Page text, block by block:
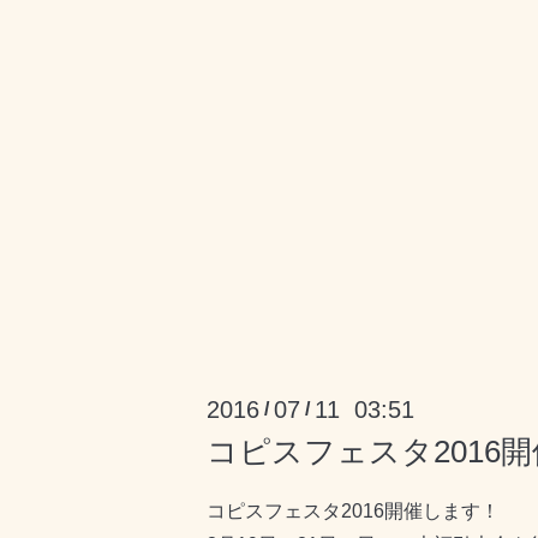
2016 /07 / 11 03:51
コピスフェスタ2016
コピスフェスタ2016開催します！